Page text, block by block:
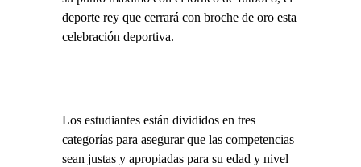
deporte rey que cerrará con broche de oro esta
celebración deportiva.
Los estudiantes están divididos en tres
categorías para asegurar que las competencias
sean justas y apropiadas para su edad y nivel